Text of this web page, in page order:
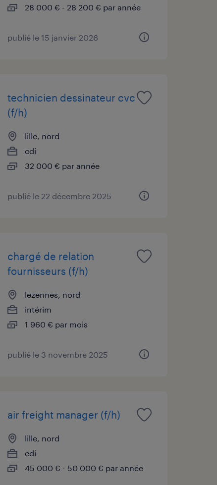
28 000 € - 28 200 € par année
publié le 15 janvier 2026
technicien dessinateur cvc
(f/h)
lille, nord
cdi
32 000 € par année
publié le 22 décembre 2025
chargé de relation
fournisseurs (f/h)
lezennes, nord
intérim
1 960 € par mois
publié le 3 novembre 2025
air freight manager (f/h)
lille, nord
cdi
45 000 € - 50 000 € par année